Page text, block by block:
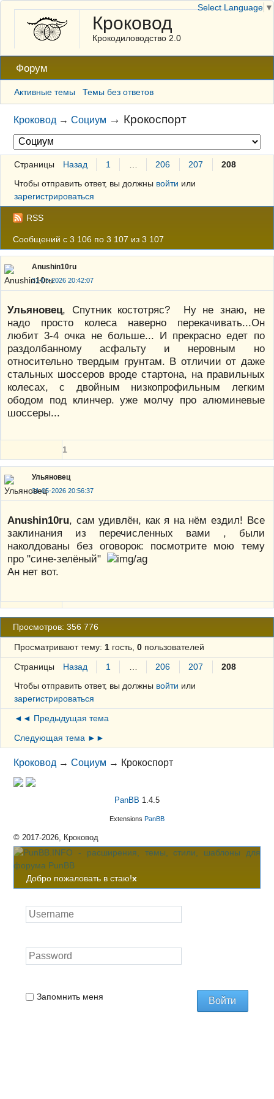
Кроковод
Крокодиловодство 2.0
Форум
Активные темы Темы без ответов
Кроковод →Социум → Крокоспорт
Страницы Назад 1 206 207
208
Чтобы отправить ответ, вы должны войти или
зарегистрироваться
RSS
Сообщений с 3 106 по 3 107 из 3 107
Anushin10ru
31-05-2026 20:42:07
Ульяновец, Спутник костотряс? Ну не знаю, не
надо просто колеса наверно перекачивать...Он
любит 3-4 очка не больше... И прекрасно едет по
раздолбанному асфальту и неровным но
относительно твердым грунтам. В отличии от даже
стальных шоссеров вроде стартона, на правильных
колесах, с двойным низкопрофильным легким
ободом под клинчер. уже молчу про алюминевые
шоссеры...
1
Ульяновец
31-05-2026 20:56:37
Anushin10ru, сам удивлён, как я на нём ездил! Все
заклинания из перечисленных вами , были
наколдованы без оговорок: посмотрите мою тему
про "сине-зелёный"
Ан нет вот.
Просмотров: 356 776
Просматривают тему: 1гость, 0пользователей
Страницы Назад 1 … 206 207
208
Чтобы отправить ответ, вы должны войти или
зарегистрироваться
◄◄ Предыдущая тема
Следующая тема ►►
Кроковод →Социум → Крокоспорт
PanBB 1.4.5
Extensions PanBB
© 2017-2026, Кроковод
Select Language ▼
Добро пожаловать в стаю!x
Запомнить меня